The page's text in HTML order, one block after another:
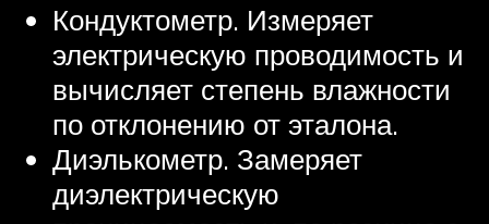
Кондуктометр. Измеряет
электрическую проводимость и
вычисляет степень влажности
по отклонению от эталона.
Диэлькометр. Замеряет
диэлектрическую